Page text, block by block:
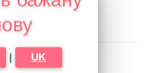
| UK
в місті